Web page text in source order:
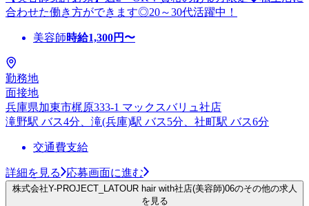
合わせた働き方ができます◎20～30代活躍中！
美容師時給1,300円〜
勤務地
面接地
兵庫県加東市梶原333-1 マックスバリュ社店
滝野駅 バス4分、滝(兵庫)駅 バス5分、社町駅 バス6分
交通費支給
詳細を見る 応募画面に進む
株式会社Y-PROJECT_LATOUR hair with社店(美容師)06のその他の求人
を見る